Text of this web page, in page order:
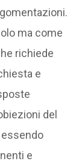
ma come
richiede
e
del
e